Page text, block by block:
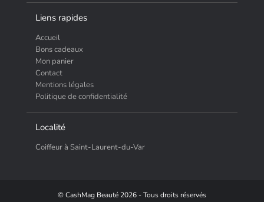
Liens rapides
Accueil
Bons cadeaux
Mon panier
Contact
Mentions légales
Politique de confidentialité
Localité
Coiffeur à Saint-Laurent-du-Var
© CashMag Beauté 2026 - Tous droits réservés